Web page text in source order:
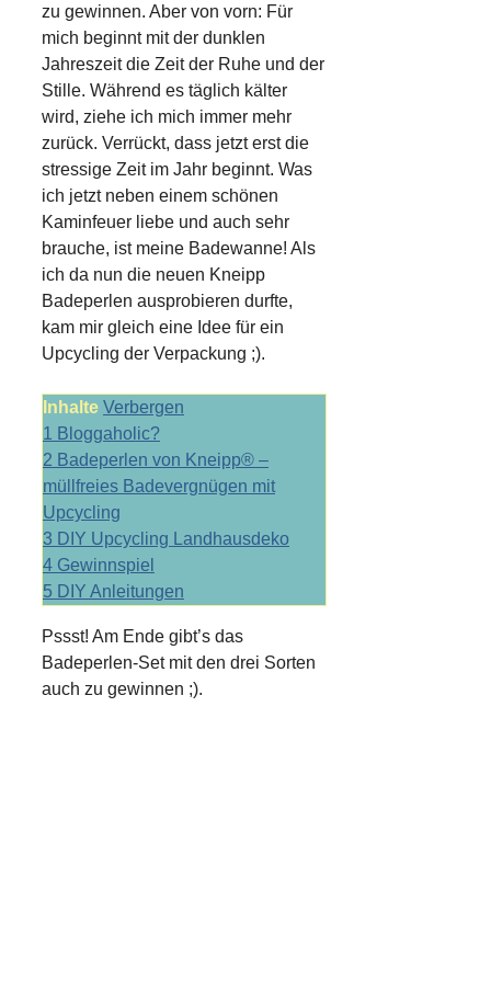
zu gewinnen. Aber von vorn: Für
mich beginnt mit der dunklen
Jahreszeit die Zeit der Ruhe und der
Stille. Während es täglich kälter
wird, ziehe ich mich immer mehr
zurück. Verrückt, dass jetzt erst die
stressige Zeit im Jahr beginnt. Was
ich jetzt neben einem schönen
Kaminfeuer liebe und auch sehr
brauche, ist meine Badewanne! Als
ich da nun die neuen Kneipp
Badeperlen ausprobieren durfte,
kam mir gleich eine Idee für ein
Upcycling der Verpackung ;).
Inhalte Verbergen
1
Bloggaholic?
2 Badeperlen von Kneipp® –
müllfreies Badevergnügen mit
Upcycling
3 DIY Upcycling Landhausdeko
4 Gewinnspiel
5 DIY Anleitungen
Pssst! Am Ende gibt’s das
Badeperlen-Set mit den drei Sorten
auch zu gewinnen ;).